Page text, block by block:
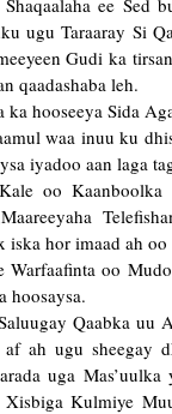
Shaqaalaha ee
ugu Taraaray Si
Gudi ka
qaadashaba leh.
ka hooseeya Sida
waa inuu ku
iyadoo aan laga
oo
iska hor imaad ah
Warfaafinta oo
hoosaysa.
Qaabka uu
ah ugu
uga
Kulmiye